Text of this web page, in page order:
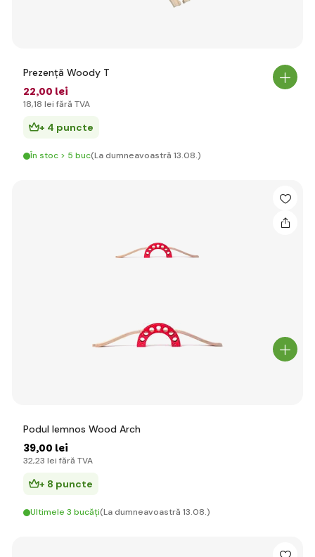
Prezență Woody T
22,00 lei
18,18 lei fără TVA
+ 4 puncte
În stoc > 5 buc(La dumneavoastră 13.08.)
Podul lemnos Wood Arch
39,00 lei
32,23 lei fără TVA
+ 8 puncte
Ultimele 3 bucăți(La dumneavoastră 13.08.)